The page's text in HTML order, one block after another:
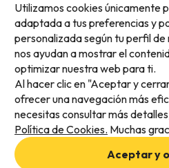
Métodos de pago disponibles
Utilizamos cookies únicamente
adaptada a tus preferencias y
personalizada según tu perfil
nos ayudan a mostrar el
optimizar nuestra web para ti.
Al hacer clic en "Aceptar y
ofrecer una navegación más
necesitas consultar más
Política de Cookies. Muchas
Aceptar y